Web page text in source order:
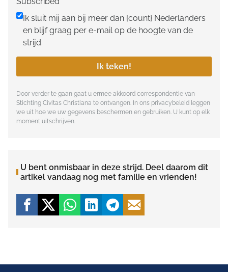
Ik sluit mij aan bij meer dan {count} Nederlanders
en blijf graag per e-mail op de hoogte van de
strijd.
Ik teken!
Door verder te gaan gaat u ermee akkoord correspondentie van
Stichting Civitas Christiana te ontvangen. In ons privacybeleid leggen
we uit hoe we uw gegevens beschermen en gebruiken. U kunt op elk
moment uitschrijven.
U bent onmisbaar in deze strijd. Deel daarom dit
artikel vandaag nog met familie en vrienden!